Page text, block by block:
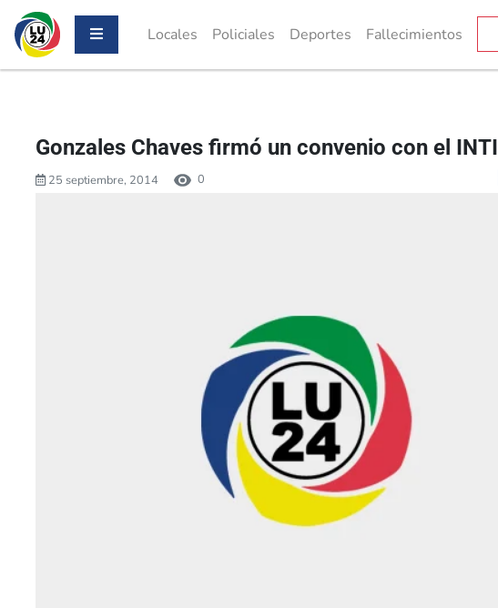
Locales Policiales Deportes Fallecimientos
Gonzales Chaves firmó un convenio con el INTI
25 septiembre, 2014 0